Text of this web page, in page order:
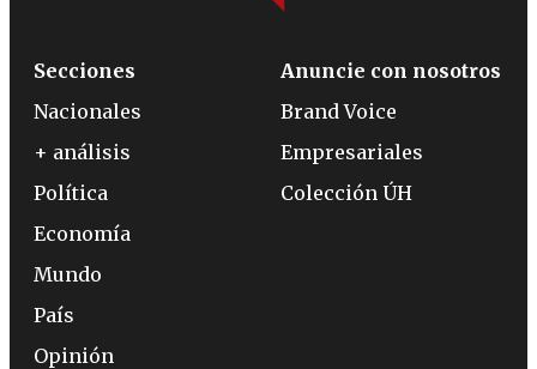
Secciones
Nacionales
+ análisis
Política
Economía
Mundo
País
Opinión
Anuncie con nosotros
Brand Voice
Empresariales
Colección ÚH